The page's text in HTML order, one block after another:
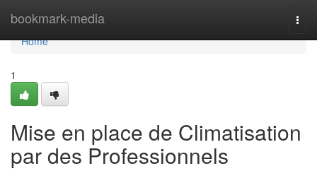
bookmark-media
Home
Home
1
Mise en place de Climatisation
par des Professionnels